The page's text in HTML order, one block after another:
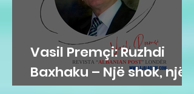
Vasil Premçi: Ruzhdi
Baxhaku – Një shok, një